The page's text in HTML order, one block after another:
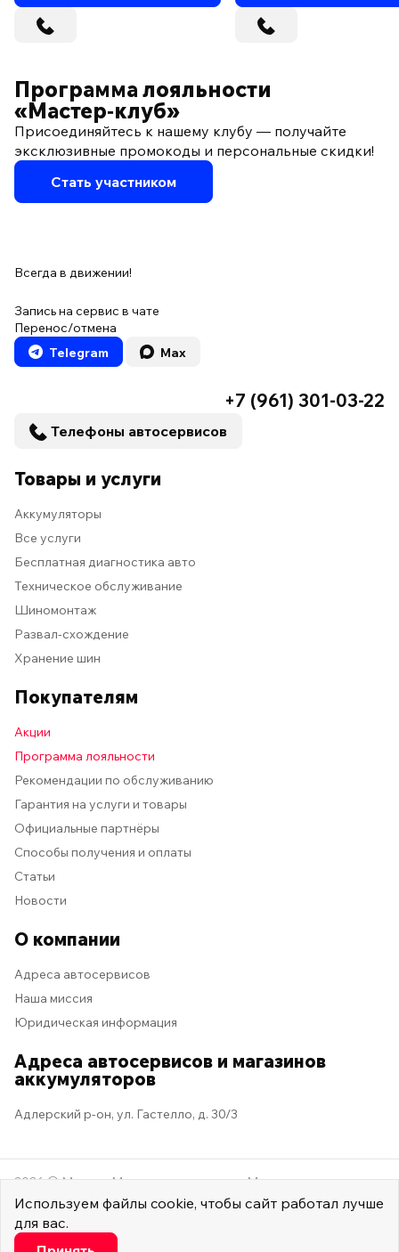
Программа лояльности
«Мастер‑клуб»
Присоединяйтесь к нашему клубу — получайте
эксклюзивные промокоды и персональные скидки!
Стать участником
Всегда в движении!
Запись на сервис в чате
Перенос/отмена
Telegram
Max
+7 (961) 301-03-22
Телефоны автосервисов
Товары и услуги
Аккумуляторы
Все услуги
Бесплатная диагностика авто
Техническое обслуживание
Шиномонтаж
Развал-схождение
Хранение шин
Покупателям
Акции
Программа лояльности
Рекомендации по обслуживанию
Гарантия на услуги и товары
Официальные партнёры
Способы получения и оплаты
Статьи
Новости
О компании
Адреса автосервисов
Наша миссия
Юридическая информация
Адреса автосервисов и магазинов
аккумуляторов
Адлерский р-он, ул. Гастелло, д. 30/3
2026 © Мастер Машина Мы в социальных сетях
Используем файлы cookie, чтобы сайт работал лучше
для вас.
Настроить